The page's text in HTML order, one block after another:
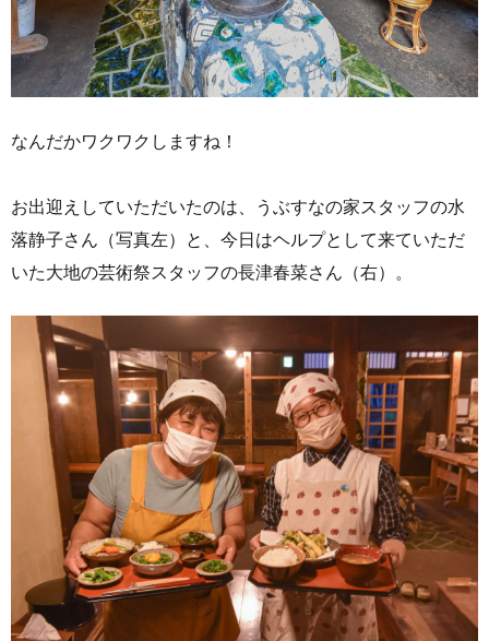
なんだかワクワクしますね！
お出迎えしていただいたのは、うぶすなの家スタッフの水
落静子さん（写真左）と、今日はヘルプとして来ていただ
いた大地の芸術祭スタッフの長津春菜さん（右）。